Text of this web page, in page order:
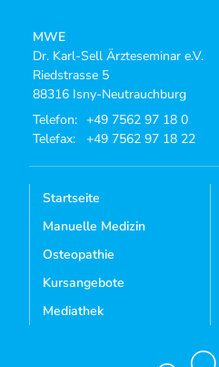
MWE
Dr. Karl-Sell Ärzteseminar e.V.
Riedstrasse 5
88316 Isny-Neutrauchburg
Telefon: +49 7562 97 18 0
Telefax:
+49 7562 97 18 22
Startseite
Manuelle Medizin
Osteopathie
Kursangebote
Mediathek